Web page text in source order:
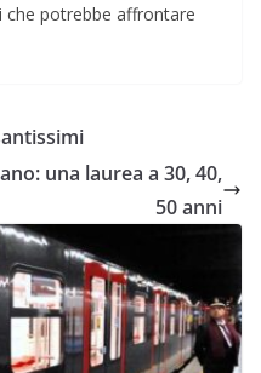
che potrebbe affrontare
una laurea a 30, 40,
50 anni